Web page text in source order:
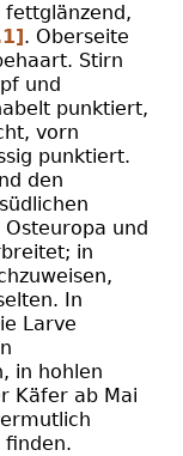
fettglänzend,
. Oberseite
Stirn
und
punktiert,
vorn
punktiert.
den
und
in
In
Larve
in hohlen
Käfer ab Mai
finden.